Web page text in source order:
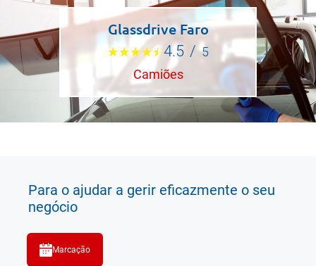
Glassdrive Faro
4.5 / 5
Camiões
Para o ajudar a gerir eficazmente o seu
negócio
Marcação